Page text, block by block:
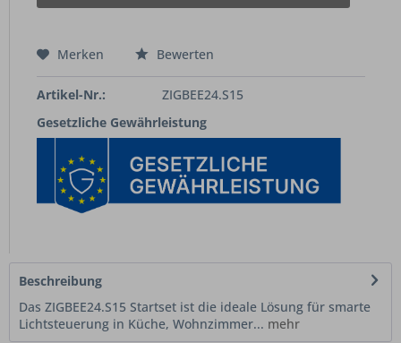
Merken Bewerten
Artikel-Nr.:
ZIGBEE24.S15
Gesetzliche Gewährleistung
Beschreibung
Das ZIGBEE24.S15 Startset ist die ideale Lösung für smarte
Lichtsteuerung in Küche, Wohnzimmer... mehr